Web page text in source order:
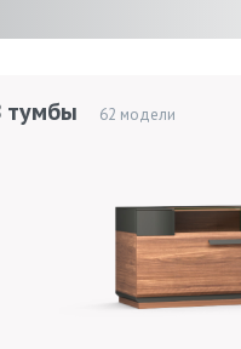
тумбы 62 модели